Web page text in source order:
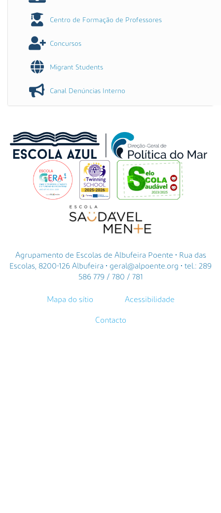
Centro de Formação de Professores
Concursos
Migrant Students
Canal Denúncias Interno
Agrupamento de Escolas de Albufeira Poente • Rua das
Escolas, 8200-126 Albufeira • geral@alpoente.org • tel.: 289
586 779 / 780 / 781
Mapa do sítio Acessibilidade
Contacto